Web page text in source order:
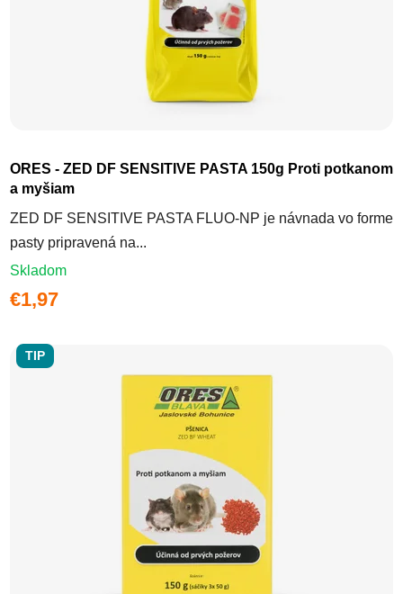
ORES - ZED DF SENSITIVE PASTA 150g Proti potkanom
a myšiam
ZED DF SENSITIVE PASTA FLUO-NP je návnada vo forme
pasty pripravená na...
Skladom
€1,97
TIP